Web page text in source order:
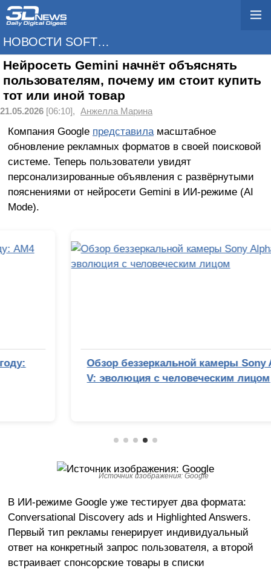
НОВОСТИ SOFTWARE
Нейросеть Gemini начнёт объяснять
пользователям, почему им стоит купить
тот или иной товар
21.05.2026 [06:10], Анжелла Марина
Компания Google представиламасштабное
обновление рекламных форматов в своей поисковой
системе. Теперь пользователи увидят
персонализированные объявления с развёрнутыми
пояснениями от нейросети Gemini в ИИ-режиме (AI
Mode).
Обзор беззеркальной камеры Sony Alpha 7
V: эволюция с человеческим лицом
Источник изображения: Google
В ИИ-режиме Google уже тестирует два формата:
Conversational Discovery ads и Highlighted Answers.
Первый тип рекламы генерирует индивидуальный
ответ на конкретный запрос пользователя, а второй
встраивает спонсорские товары в списки